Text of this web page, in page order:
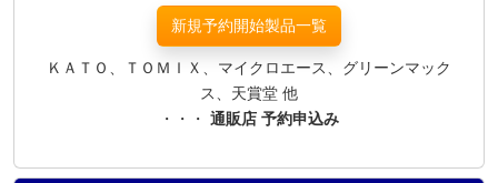
新規予約開始製品一覧
ＫＡＴＯ、ＴＯＭＩＸ、マイクロエース、グリーンマック
ス、天賞堂 他
・・・ 通販店 予約申込み